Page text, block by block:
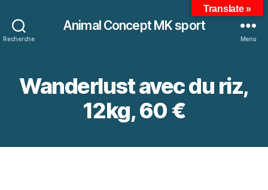
Recherche
Animal Concept MK sport
Menu
Wanderlust avec du riz,
12kg, 60 €
Translate »